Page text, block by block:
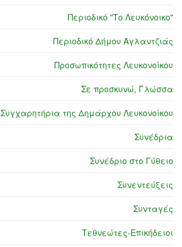
Περιοδικό "Το Λευκόνοικο"
Περιοδικό Δήμου Αγλαντζιάς
Προσωπικότητες Λευκονοίκου
Σε προσκυνώ, Γλώσσα
Συγχαρητήρια της Δημάρχου Λευκονοίκου
Συνέδρια
Συνέδριο στο Γύθειο
Συνεντεύξεις
Συνταγές
Τεθνεώτες-Επικήδειοι